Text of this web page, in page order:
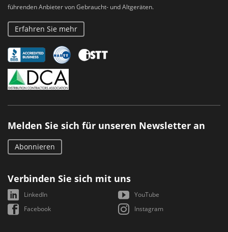
führenden Anbieter von Gebraucht- und Altgeräten.
Erfahren Sie mehr
Melden Sie sich für unseren Newsletter an
Abonnieren
Verbinden Sie sich mit uns
LinkedIn
YouTube
Facebook
Instagram